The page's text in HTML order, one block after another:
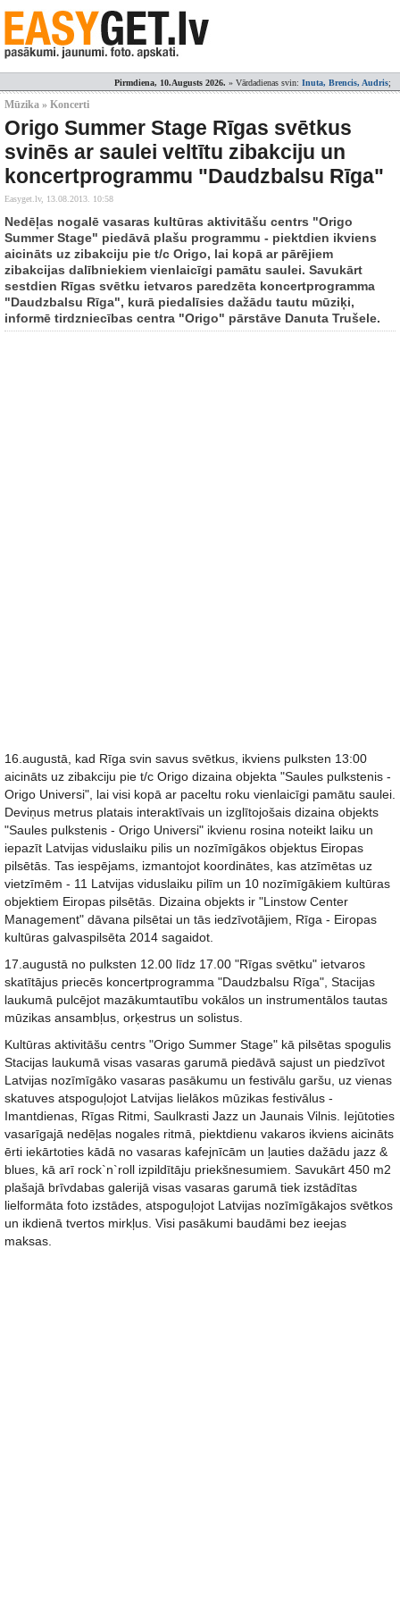
Pirmdiena, 10.Augusts 2026. » Vārdadienas svin: Inuta, Brencis, Audris;
Mūzika » Koncerti
Origo Summer Stage Rīgas svētkus
svinēs ar saulei veltītu zibakciju un
koncertprogrammu "Daudzbalsu Rīga"
Easyget.lv, 13.08.2013. 10:58
Nedēļas nogalē vasaras kultūras aktivitāšu centrs "Origo
Summer Stage" piedāvā plašu programmu - piektdien ikviens
aicināts uz zibakciju pie t/c Origo, lai kopā ar pārējiem
zibakcijas dalībniekiem vienlaicīgi pamātu saulei. Savukārt
sestdien Rīgas svētku ietvaros paredzēta koncertprogramma
"Daudzbalsu Rīga", kurā piedalīsies dažādu tautu mūziķi,
informē tirdzniecības centra "Origo" pārstāve Danuta Trušele.
16.augustā, kad Rīga svin savus svētkus, ikviens pulksten 13:00
aicināts uz zibakciju pie t/c Origo dizaina objekta "Saules pulkstenis -
Origo Universi", lai visi kopā ar paceltu roku vienlaicīgi pamātu saulei.
Deviņus metrus platais interaktīvais un izglītojošais dizaina objekts
"Saules pulkstenis - Origo Universi" ikvienu rosina noteikt laiku un
iepazīt Latvijas viduslaiku pilis un nozīmīgākos objektus Eiropas
pilsētās. Tas iespējams, izmantojot koordinātes, kas atzīmētas uz
vietzīmēm - 11 Latvijas viduslaiku pilīm un 10 nozīmīgākiem kultūras
objektiem Eiropas pilsētās. Dizaina objekts ir "Linstow Center
Management" dāvana pilsētai un tās iedzīvotājiem, Rīga - Eiropas
kultūras galvaspilsēta 2014 sagaidot.
17.augustā no pulksten 12.00 līdz 17.00 "Rīgas svētku" ietvaros
skatītājus priecēs koncertprogramma "Daudzbalsu Rīga", Stacijas
laukumā pulcējot mazākumtautību vokālos un instrumentālos tautas
mūzikas ansambļus, orķestrus un solistus.
Kultūras aktivitāšu centrs "Origo Summer Stage" kā pilsētas spogulis
Stacijas laukumā visas vasaras garumā piedāvā sajust un piedzīvot
Latvijas nozīmīgāko vasaras pasākumu un festivālu garšu, uz vienas
skatuves atspoguļojot Latvijas lielākos mūzikas festivālus -
Imantdienas, Rīgas Ritmi, Saulkrasti Jazz un Jaunais Vilnis. Iejūtoties
vasarīgajā nedēļas nogales ritmā, piektdienu vakaros ikviens aicināts
ērti iekārtoties kādā no vasaras kafejnīcām un ļauties dažādu jazz &
blues, kā arī rock`n`roll izpildītāju priekšnesumiem. Savukārt 450 m2
plašajā brīvdabas galerijā visas vasaras garumā tiek izstādītas
lielformāta foto izstādes, atspoguļojot Latvijas nozīmīgākajos svētkos
un ikdienā tvertos mirkļus. Visi pasākumi baudāmi bez ieejas
maksas.